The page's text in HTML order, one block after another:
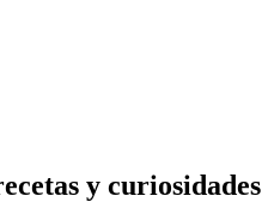
y curiosidades